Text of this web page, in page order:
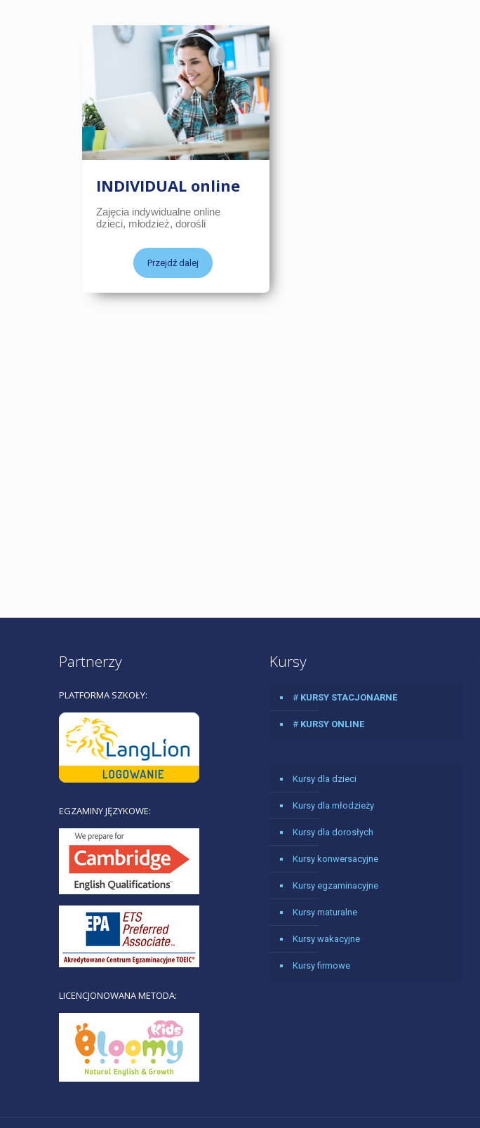
INDIVIDUAL online
Zajęcia indywidualne online
dzieci, młodzież, dorośli
Przejdź dalej
Partnerzy
PLATFORMA SZKOŁY:
EGZAMINY JĘZYKOWE:
LICENCJONOWANA METODA:
Kursy
# KURSY STACJONARNE
# KURSY ONLINE
Kursy dla dzieci
Kursy dla młodzieży
Kursy dla dorosłych
Kursy konwersacyjne
Kursy egzaminacyjne
Kursy maturalne
Kursy wakacyjne
Kursy firmowe